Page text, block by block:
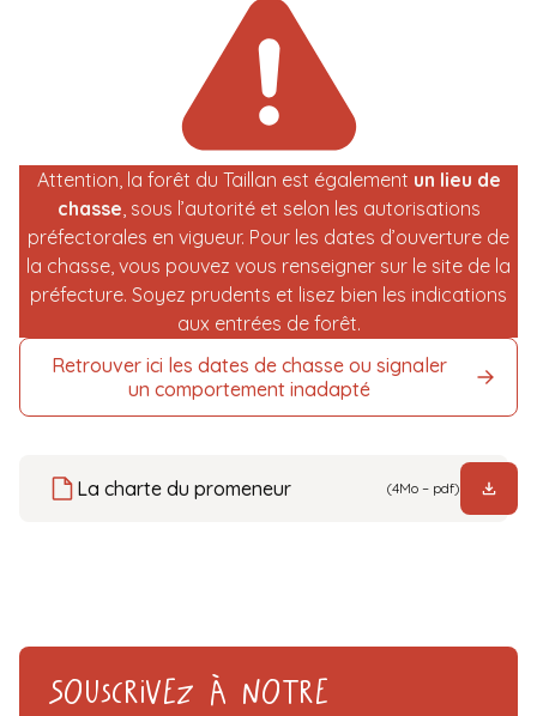
Attention, la forêt du Taillan est également un lieu de
chasse , sous l’autorité et selon les autorisations
préfectorales en vigueur. Pour les dates d’ouverture de
la chasse, vous pouvez vous renseigner sur le site de la
préfecture. Soyez prudents et lisez bien les indications
aux entrées de forêt.
Retrouver ici les dates de chasse ou signaler
un comportement inadapté
La charte du promeneur (4Mo – pdf)
Souscrivez à notre